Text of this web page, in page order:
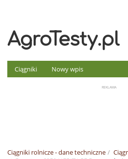
AgroTesty.pl
Ciągniki Nowy wpis
Ciągniki rolnicze - dane techniczne